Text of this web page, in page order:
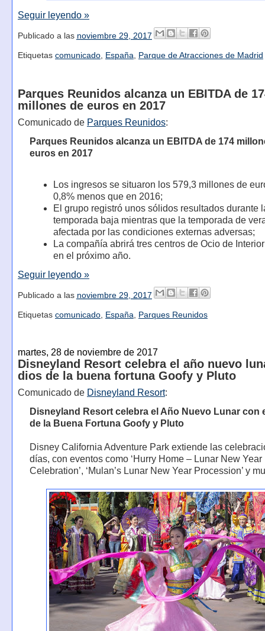
Seguir leyendo »
Publicado a las noviembre 29, 2017
Etiquetas comunicado, España Parque de Atracciones de Madrid
Parques Reunidos alcanza un EBITDA de
millones de euros en 2017
Comunicado de Parques Reunidos:
Parques Reunidos alcanza un EBITDA de 174
euros en 2017
Los ingresos se situaron los 579,3 millones de
0,8% menos que en 2016;
El grupo registró unos sólidos resultados durante
temporada baja mientras que la temporada de
afectada por las condiciones externas adversas;
La compañía abrirá tres centros de Ocio de
en el próximo año.
Seguir leyendo »
Publicado a las noviembre 29, 2017
Etiquetas comunicado, España Parques Reunidos
martes, 28 de noviembre de 2017
Disneyland Resort celebra el año nuevo
dios de la buena fortuna Goofy y Pluto
Comunicado de Disneyland Resort:
Disneyland Resort celebra el Año Nuevo Lunar con
de la Buena Fortuna Goofy y Pluto
Disney California Adventure Park extiende las
días, con eventos como ‘Hurry Home – Lunar New Year
Celebration’, ‘Mulan’s Lunar New Year Procession’ y